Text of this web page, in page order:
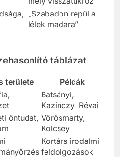
„Szabadon repül a
lélek madara”
táblázat
területe
Példák
Batsányi,
Kazinczy, Révai
öntudat, Vörösmarty,
Kölcsey
Kortárs irodalmi
feldolgozások